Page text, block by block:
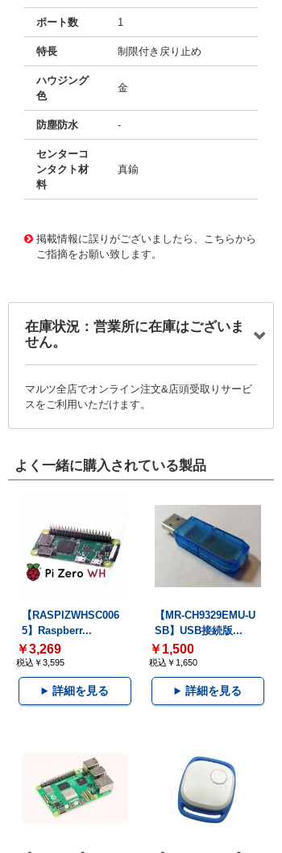
ポート数 1
特長 制限付き戻り止め
ハウジング
色
金
防塵防水 -
センターコ
ンタクト材
料
真鍮
掲載情報に誤りがございましたら、こちらから
ご指摘をお願い致します。
在庫状況：営業所に在庫はございま
せん。
マルツ全店でオンライン注文&店頭受取りサービ
スをご利用いただけます。
よく一緒に購入されている製品
【RASPIZWHSC006
5】Raspberr...
￥3,269
税込￥3,595
詳細を見る
【MR-CH9329EMU-U
SB】USB接続版...
￥1,500
税込￥1,650
詳細を見る